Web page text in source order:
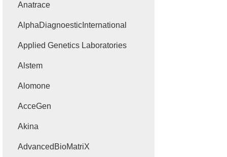
Anatrace
AlphaDiagnoesticInternational
Applied Genetics Laboratories
Alstem
Alomone
AcceGen
Akina
AdvancedBioMatriX